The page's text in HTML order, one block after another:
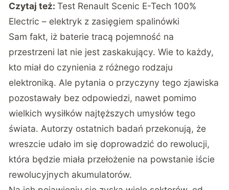
Czytaj też:Test Renault Scenic E-Tech 100%
Electric – elektryk z zasięgiem spalinówki
Sam fakt, iż baterie tracą pojemność na
przestrzeni lat nie jest zaskakujący. Wie to każdy,
kto miał do czynienia z różnego rodzaju
elektroniką. Ale pytania o przyczyny tego zjawiska
pozostawały bez odpowiedzi, nawet pomimo
wielkich wysiłków najtęższych umysłów tego
świata. Autorzy ostatnich badań przekonują, że
wreszcie udało im się doprowadzić do rewolucji,
która będzie miała przełożenie na powstanie iście
rewolucyjnych akumulatorów.